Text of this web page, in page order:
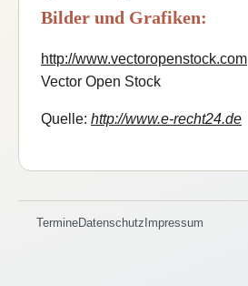
Bilder und Grafiken:
http://www.vectoropenstock.com
Vector Open Stock
Quelle: http://www.e-recht24.de
TermineDatenschutz Impressum